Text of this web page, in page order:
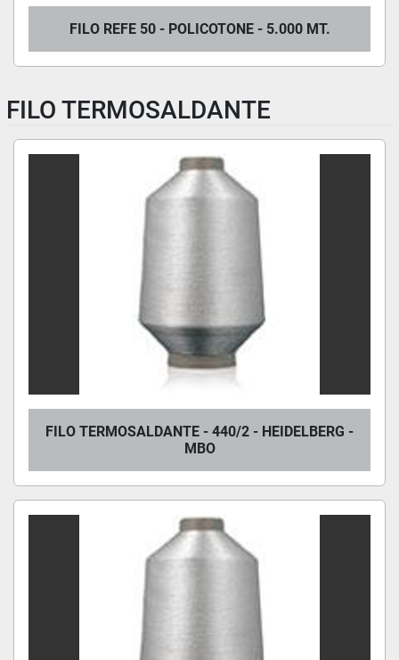
FILO REFE 50 - POLICOTONE - 5.000 MT.
FILO TERMOSALDANTE
FILO TERMOSALDANTE - 440/2 - HEIDELBERG -
MBO